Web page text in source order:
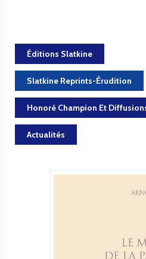
Éditions Slatkine
Slatkine Reprints-Érudition
Honoré Champion Et
Actualités